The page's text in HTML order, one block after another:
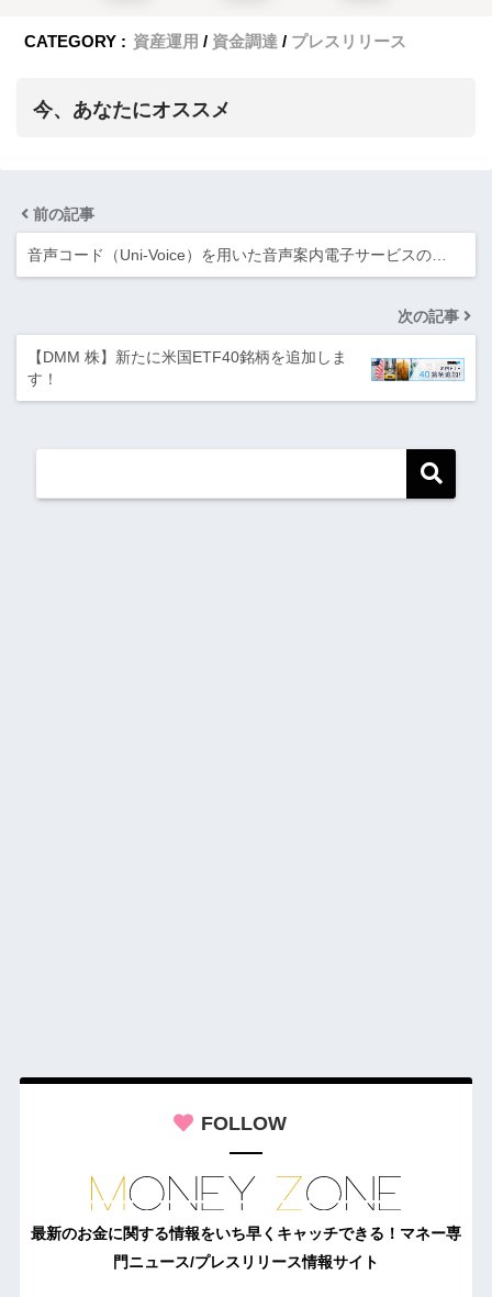
CATEGORY : 資産運用 資金調達 プレスリリース
今、あなたにオススメ
前の記事
音声コード（Uni-Voice）を用いた音声案内電子サービスの…
次の記事
【DMM 株】新たに米国ETF40銘柄を追加しま
す！
FOLLOW
最新のお金に関する情報をいち早くキャッチできる！マネー専
門ニュース/プレスリリース情報サイト